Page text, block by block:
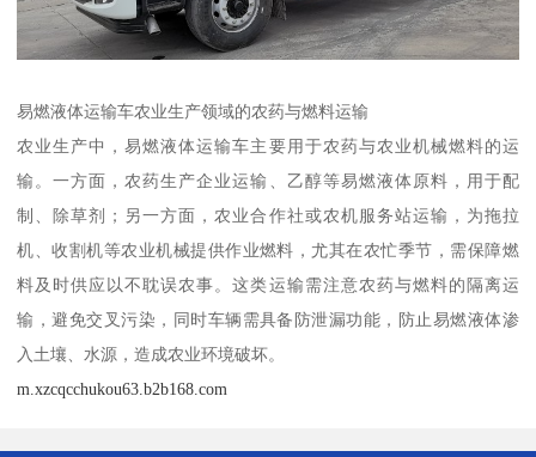
易燃液体运输车农业生产领域的农药与燃料运输​
农业生产中，易燃液体运输车主要用于农药与农业机械燃料的运
输。一方面，农药生产企业运输、乙醇等易燃液体原料，用于配
制、除草剂；另一方面，农业合作社或农机服务站运输，为拖拉
机、收割机等农业机械提供作业燃料，尤其在农忙季节，需保障燃
料及时供应以不耽误农事。这类运输需注意农药与燃料的隔离运
输，避免交叉污染，同时车辆需具备防泄漏功能，防止易燃液体渗
入土壤、水源，造成农业环境破坏。​
m.xzcqcchukou63.b2b168.com